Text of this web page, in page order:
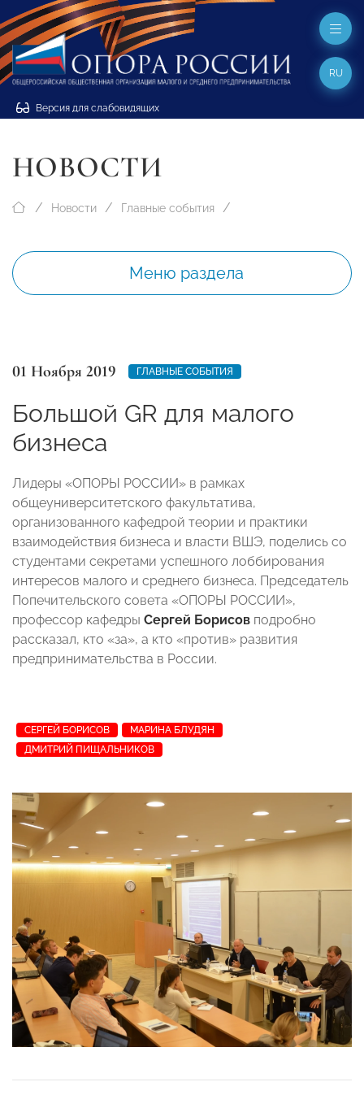
Версия для слабовидящих
RU
НОВОСТИ
Новости Главные события
Меню раздела
01 Ноября 2019 ГЛАВНЫЕ СОБЫТИЯ
Большой GR для малого
бизнеса
Лидеры «ОПОРЫ РОССИИ» в рамках
общеуниверситетского факультатива,
организованного кафедрой теории и практики
взаимодействия бизнеса и власти ВШЭ, поделись со
студентами секретами успешного лоббирования
интересов малого и среднего бизнеса. Председатель
Попечительского совета «ОПОРЫ РОССИИ»,
профессор кафедры Сергей Борисов подробно
рассказал, кто «за», а кто «против» развития
предпринимательства в России.
СЕРГЕЙ БОРИСОВ
МАРИНА БЛУДЯН
ДМИТРИЙ ПИЩАЛЬНИКОВ